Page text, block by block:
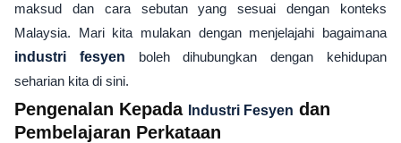
maksud dan cara sebutan yang sesuai dengan konteks
Malaysia. Mari kita mulakan dengan menjelajahi bagaimana
industri fesyen boleh dihubungkan dengan kehidupan
seharian kita di sini.
Pengenalan Kepada Industri Fesyen dan
Pembelajaran Perkataan